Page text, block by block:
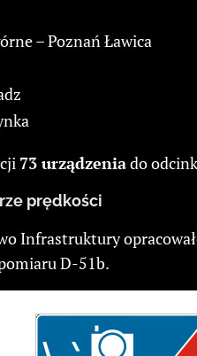
– Poznań Ławica
73 urządzeniado
prędkości
Infrastruktury
D-51b.